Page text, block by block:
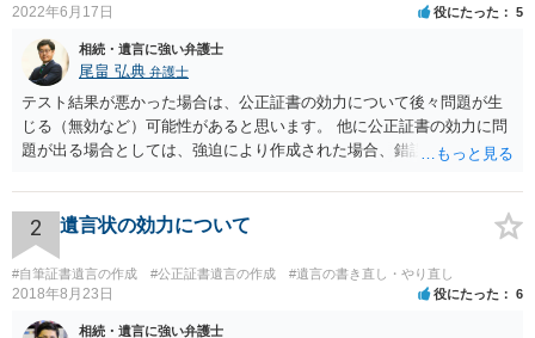
2022年6月17日 役にたった 5
相続・遺言に強い弁護士
尾畠 弘典 弁護士
テスト結果が悪かった場合は、公正証書の効力について後々問題が生
じる（無効など）可能性があると思います。 他に公正証書の効力に問
題が出る場合としては、強迫により作成された場合、錯誤（勘違い）
すが、弁護士に作成を依頼する場合は、１０～数十万円程度になるケ
ースが多いと思います。 報酬体系は、弁護士ごとに異なりますので一
律の基準はありません。
2 遺言状の効力について
#自筆証書遺言の作成 #公正証書遺言の作成 #遺言の書き直し・やり直し
2018年8月23日 役にたった 6
相続・遺言に強い弁護士